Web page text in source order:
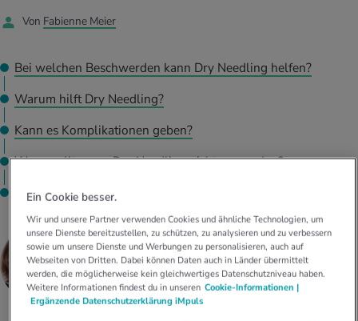
& Intoleranzen
THEMEN IM BEREICH ERNÄHRUNG
Personal Health Coaching
Personal Health Coaching
Personal Health Coaching
Wissen
THEMEN IM BEREICH MEDIZIN
Personal Health Coaching
Angebote
Von Fabienne Meier
Bei welchen Beschwerden kann Dry Needling helfen?
Warum hilft Dry Needling?
Kann es Komplikationen geben?
Wann sollte man Dry Needling nicht anwenden?
Wer macht es?
Fabienne Meier
LEITERIN THERAPIEN MEDBASE ZUG, DIPL.
SPORTPHYSIOTHERAPEUTIN, DIPL. DRY NEEDLING
THERAPEUTIN DGSA
Ein Cookie besser.
Wir und unsere Partner verwenden Cookies und ähnliche Technologien, um
unsere Dienste bereitzustellen, zu schützen, zu analysieren und zu verbessern
sowie um unsere Dienste und Werbungen zu personalisieren, auch auf
Webseiten von Dritten. Dabei können Daten auch in Länder übermittelt
werden, die möglicherweise kein gleichwertiges Datenschutzniveau haben.
Weitere Informationen findest du in unseren Cookie-Informationen |
Ergänzende Datenschutzerklärung iMpuls